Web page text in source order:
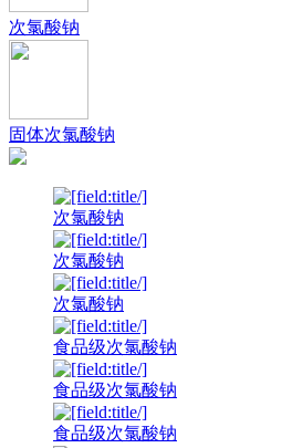
次氯酸钠
固体次氯酸钠
次氯酸钠
次氯酸钠
次氯酸钠
食品级次氯酸钠
食品级次氯酸钠
食品级次氯酸钠